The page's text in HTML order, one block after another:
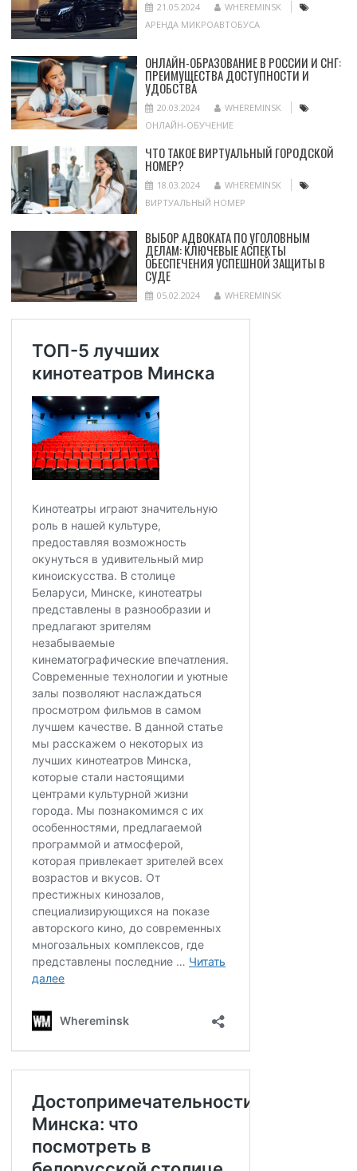
21.05.2024
WHEREMINSK
АРЕНДА МИКРОАВТОБУСА
ОНЛАЙН-ОБРАЗОВАНИЕ В РОССИИ И СНГ:
ПРЕИМУЩЕСТВА ДОСТУПНОСТИ И
УДОБСТВА
20.03.2024
WHEREMINSK
ОНЛАЙН-ОБУЧЕНИЕ
ЧТО ТАКОЕ ВИРТУАЛЬНЫЙ ГОРОДСКОЙ
НОМЕР?
18.03.2024
WHEREMINSK
ВИРТУАЛЬНЫЙ НОМЕР
ВЫБОР АДВОКАТА ПО УГОЛОВНЫМ
ДЕЛАМ: КЛЮЧЕВЫЕ АСПЕКТЫ
ОБЕСПЕЧЕНИЯ УСПЕШНОЙ ЗАЩИТЫ В
СУДЕ
05.02.2024 WHEREMINSK